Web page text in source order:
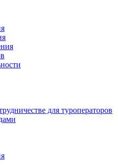
для туроператоров